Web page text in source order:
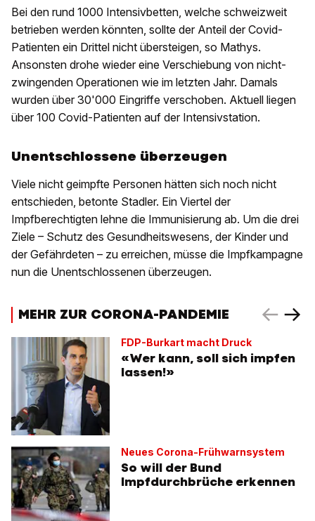
Bei den rund 1000 Intensivbetten, welche schweizweit
betrieben werden könnten, sollte der Anteil der Covid-
Patienten ein Drittel nicht übersteigen, so Mathys.
Ansonsten drohe wieder eine Verschiebung von nicht-
zwingenden Operationen wie im letzten Jahr. Damals
wurden über 30'000 Eingriffe verschoben. Aktuell liegen
über 100 Covid-Patienten auf der Intensivstation.
Unentschlossene überzeugen
Viele nicht geimpfte Personen hätten sich noch nicht
entschieden, betonte Stadler. Ein Viertel der
Impfberechtigten lehne die Immunisierung ab. Um die drei
Ziele – Schutz des Gesundheitswesens, der Kinder und
der Gefährdeten – zu erreichen, müsse die Impfkampagne
nun die Unentschlossenen überzeugen.
MEHR ZUR CORONA-PANDEMIE
FDP-Burkart macht Druck
«Wer kann, soll sich impfen
lassen!»
Neues Corona-Frühwarnsystem
So will der Bund
Impfdurchbrüche erkennen